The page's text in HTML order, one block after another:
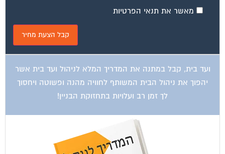
מאשר את תנאי הפרטיות
ועד בית, קבל במתנה את המדריך המלא לניהול ועד בית אשר
יהפוך את ניהול הבית המשותף לחוויה מהנה ופשוטה ויחסוך
לך זמן רב ועלויות בתחזוקת הבניין!